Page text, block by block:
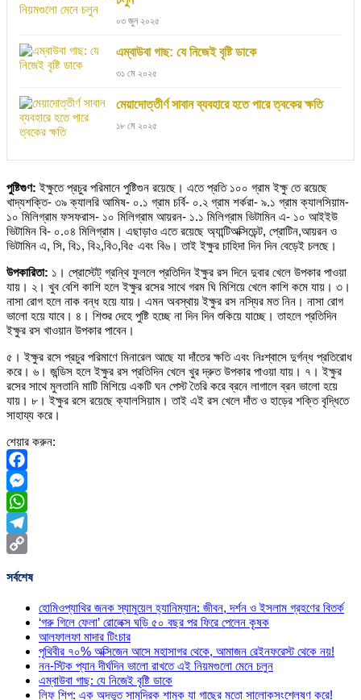
০৩ জুন ২০২৫
এম্বাউবা গাছ: যে নিজেই বৃষ্টি ডাকে
৩১ মে ২০২৫
মেয়াদোত্তীর্ণ সাবান ব্যবহারে হতে পারে ত্বকের ক্ষতি
১৮ মে ২০২৫
পুষ্টিগুণ: ইক্ষুতে প্রচুর পরিমানে পুষ্টিগুন রয়েছে। এতে প্রতি ১০০ গ্রাম ইক্ষু তে রয়েছে
খাদ্যশক্তি- ৩৯ ক্যালরি আমিষ- ০.১ গ্রাম চর্বি- ০.২ গ্রাম শর্করা- ৯.১ গ্রাম ক্যালসিয়াম-
১০ মিলিগ্রাম ফসফরাস- ১০ মিলিগ্রাম আয়রন- ১.১ মিলিগ্রাম ভিটামিন এ- ১০ আইইউ
ভিটামিন বি- ০.০৪ মিলিগ্রাম। এছাড়াও এতে রয়েছে অ্যান্টিঅক্সিডেন্ট, প্রোটিন,আয়রন ও
ভিটামিন এ, সি, বি১, বি২,বি৩,বি৫ এবং বি৬। তাই ইক্ষুর চাহিদা দিন দিন বেড়েই চলছে।
উপকারিতা: ১। প্রোস্টেট্ গ্রন্থি ফুললে প্রতিদিন ইক্ষুর রস দিনে দুবার খেলে উপকার পাওয়া
যায়। ২। খুব বেশি কাশি হলে ইক্ষুর রসের সাথে গরম ঘি মিশিয়ে খেলে কাশি কমে যায়। ৩।
নাসা রোগ হলে নাক বন্ধ হয়ে যায়। এমন অবস্থায় ইক্ষুর রস নস্যির মত নিন। নাসা রোগ
ভালো হয়ে যাবে। ৪। শিশুর দেহে পুষ্টি হচ্ছে না দিন দিন শুকিয়ে যাচ্ছে। তাহলে প্রতিদিন
ইক্ষুর রস খাওয়ান উপকার পাবেন।
৫। ইক্ষুর রসে প্রচুর পরিমাণে মিনারেল আছে যা দাঁতের ক্ষতি এবং নিঃশ্বাসে দুর্গন্ধ প্রতিরোধ
করে। ৬। জন্ডিস হলে ইক্ষুর রস প্রতিদিন খেলে খুর দ্রুত উপকার পাওয়া যায়। ৭। ইক্ষুর
রসের সাথে মুলতানি মাটি মিশিয়ে একটি ঘন পেস্ট তৈরি করে ব্রনে লাগালে ব্রন ভালো হয়ে
যায়। ৮। ইক্ষুর রসে রয়েছে ক্যালসিয়াম। তাই এই রস খেলে দাঁত ও হাড়ের শক্তি বৃদ্ধিতে
সাহায্য করে।
শেয়ার করুন:
Facebook
Messenger
WhatsApp
Telegram
Link
সর্বশেষ
হোমিওপ্যাথির জনক স্যামুয়েল হ্যানিম্যান: জীবন, দর্শন ও ইসলাম গ্রহণের বিতর্ক
‘গরু গিলে ফেলা’ রোলেক্স ঘড়ি ৫০ বছর পর ফিরে পেলেন কৃষক
আলফালফা মাদার টিংচার
পৃথিবীর ৭০% অক্সিজেন আসে মহাসাগর থেকে, আমাজন রেইনফরেস্ট থেকে নয়!
নন-স্টিক প্যান দীর্ঘদিন ভালো রাখতে এই নিয়মগুলো মেনে চলুন
এম্বাউবা গাছ: যে নিজেই বৃষ্টি ডাকে
লিফ শিপ: এক অদ্ভুত সামুদ্রিক শামুক যা গাছের মতো সালোকসংশ্লেষণ করে!